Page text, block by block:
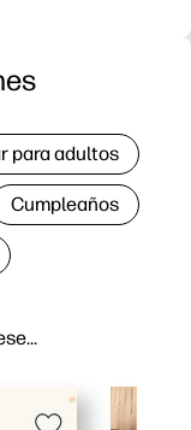
para adultos
Cumpleaños